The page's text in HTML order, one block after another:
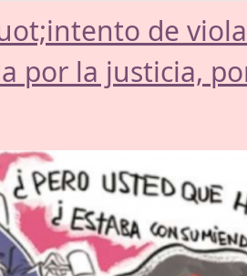
de
por la justicia,